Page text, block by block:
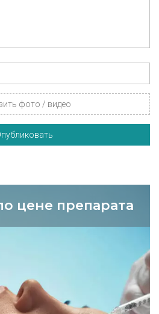
фото / видео
цене препарата